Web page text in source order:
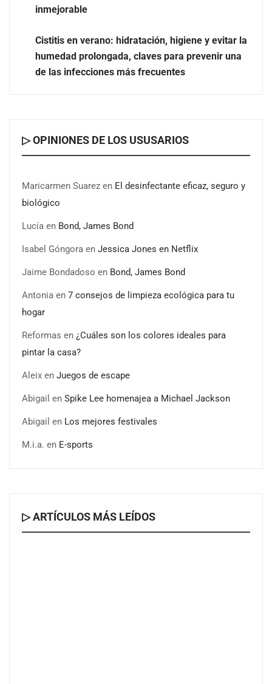
de pagos inmobiliarios: hasta 82% de ahorro por cobro
El voto del público será decisivo para elegir a los
inmejorable
Cistitis en verano: hidratación, higiene y evitar la
humedad prolongada, claves para prevenir una
de las infecciones más frecuentes
▷ OPINIONES DE LOS USUSARIOS
Maricarmen Suarez en El desinfectante eficaz, seguro y
biológico
Lucía en Bond, James Bond
Isabel Góngora en Jessica Jones en Netflix
Jaime Bondadoso en Bond, James Bond
Antonia en 7 consejos de limpieza ecológica para tu
hogar
Reformas en ¿Cuáles son los colores ideales para
pintar la casa?
Aleix en Juegos de escape
Abigail en Spike Lee homenajea a Michael Jackson
Abigail en Los mejores festivales
M.i.a. en E-sports
▷ ARTÍCULOS MÁS LEÍDOS